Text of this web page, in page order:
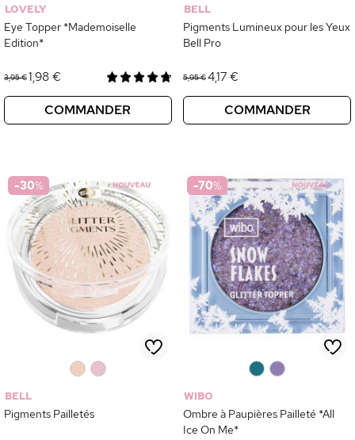
LOVELY
Eye Topper *Mademoiselle
Edition*
3,95 €1,98 €
COMMANDER
BELL
Pigments Lumineux pour les Yeux
Bell Pro
5,95 €4,17 €
COMMANDER
-30%
BELL
Pigments Pailletés
-70%
WIBO
Ombre à Paupières Pailleté *All
Ice On Me*